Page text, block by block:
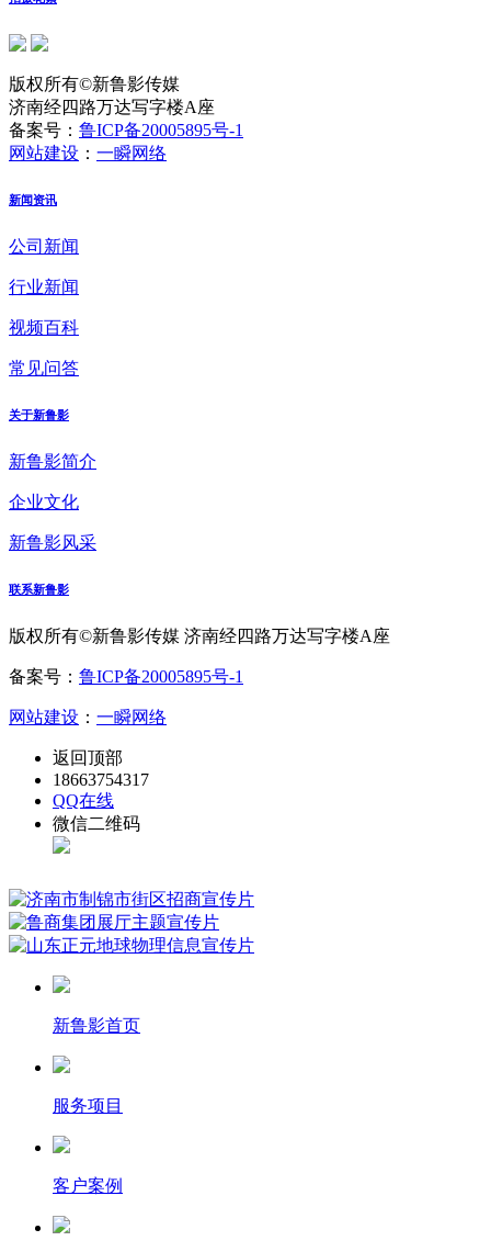
版权所有©新鲁影传媒
济南经四路万达写字楼A座
备案号： 鲁ICP备20005895号-1
网站建设 ： 一瞬网络
新闻资讯
公司新闻
行业新闻
视频百科
常见问答
关于新鲁影
新鲁影简介
企业文化
新鲁影风采
联系新鲁影
版权所有©新鲁影传媒 济南经四路万达写字楼A座
备案号： 鲁ICP备20005895号-1
网站建设 ： 一瞬网络
返回顶部
18663754317
QQ在线
微信二维码
新鲁影首页
服务项目
客户案例